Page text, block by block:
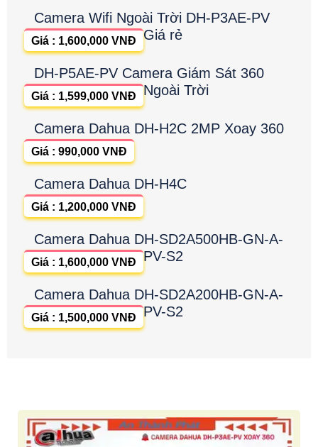
Camera Wifi Ngoài Trời DH-P3AE-PV
Giá rẻ
Giá : 1,600,000 VNĐ
DH-P5AE-PV Camera Giám Sát 360
Ngoài Trời
Giá : 1,599,000 VNĐ
Camera Dahua DH-H2C 2MP Xoay 360
Giá : 990,000 VNĐ
Camera Dahua DH-H4C
Giá : 1,200,000 VNĐ
Camera Dahua DH-SD2A500HB-GN-A-
PV-S2
Giá : 1,600,000 VNĐ
Camera Dahua DH-SD2A200HB-GN-A-
PV-S2
Giá : 1,500,000 VNĐ